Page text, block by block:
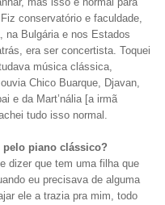
conservatório e faculdade,
na Bulgária e nos Estados
era ser concertista. Toquei
música clássica,
Chico Buarque, Djavan,
e da Mart’nália [a irmã
tudo isso normal.
piano clássico?
dizer que tem uma filha que
eu precisava de alguma
ele a trazia pra mim, todo